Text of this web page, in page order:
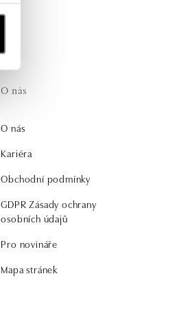
O nás
O nás
Kariéra
Obchodní podmínky
GDPR Zásady ochrany
osobních údajů
Pro novináře
Mapa stránek